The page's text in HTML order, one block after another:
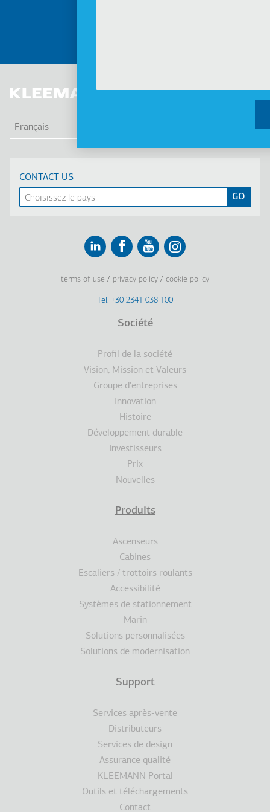
Français
CONTACT US
terms of use privacy policy cookie policy
Tel: +30 2341 038 100
Société
Profil de la société
Vision, Mission et Valeurs
Groupe d'entreprises
Innovation
Histoire
Développement durable
Investisseurs
Prix
Nouvelles
Produits
Ascenseurs
Cabines
Escaliers / trottoirs roulants
Accessibilité
Systèmes de stationnement
Marin
Solutions personnalisées
Solutions de modernisation
Support
Services après-vente
Distributeurs
Services de design
Assurance qualité
KLEEMANN Portal
Outils et téléchargements
Contact